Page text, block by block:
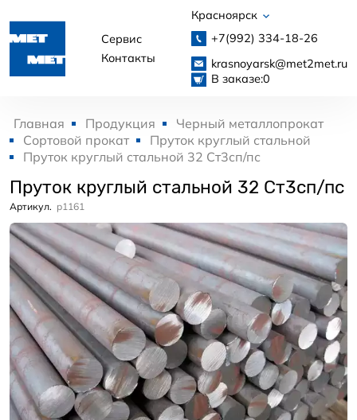
Сервис
Контакты
Красноярск
+7(992) 334-18-26
krasnoyarsk@met2met.ru
В заказе:0
Главная Продукция
Черный металлопрокат
Сортовой прокат
Пруток круглый стальной
Пруток круглый стальной 32 Ст3сп/пс
Пруток круглый стальной 32 Ст3сп/пс
Артикул. p1161